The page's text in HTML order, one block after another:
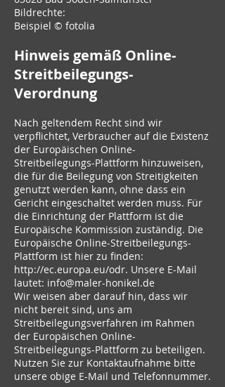
Bildrechte:
Beispiel © fotolia
Hinweis gemäß Online-
Streitbeilegungs-
Verordnung
Nach geltendem Recht sind wir
verpflichtet, Verbraucher auf die Existenz
der Europäischen Online-
Streitbeilegungs-Plattform hinzuweisen,
die für die Beilegung von Streitigkeiten
genutzt werden kann, ohne dass ein
Gericht eingeschaltet werden muss. Für
die Einrichtung der Plattform ist die
Europäische Kommission zuständig. Die
Europäische Online-Streitbeilegungs-
Plattform ist hier zu finden:
http://ec.europa.eu/odr. Unsere E-Mail
lautet: info@maler-honikel.de
Wir weisen aber darauf hin, dass wir
nicht bereit sind, uns am
Streitbeilegungsverfahren im Rahmen
der Europäischen Online-
Streitbeilegungs-Plattform zu beteiligen.
Nutzen Sie zur Kontaktaufnahme bitte
unsere obige E-Mail und Telefonnummer.